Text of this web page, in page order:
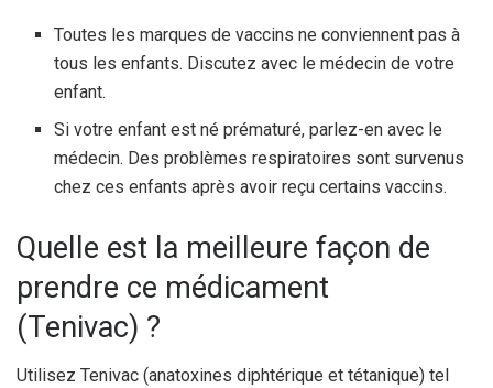
Toutes les marques de vaccins ne conviennent pas à
tous les enfants. Discutez avec le médecin de votre
enfant.
Si votre enfant est né prématuré, parlez-en avec le
médecin. Des problèmes respiratoires sont survenus
chez ces enfants après avoir reçu certains vaccins.
Quelle est la meilleure façon de
prendre ce médicament
(Tenivac) ?
Utilisez Tenivac (anatoxines diphtérique et tétanique) tel